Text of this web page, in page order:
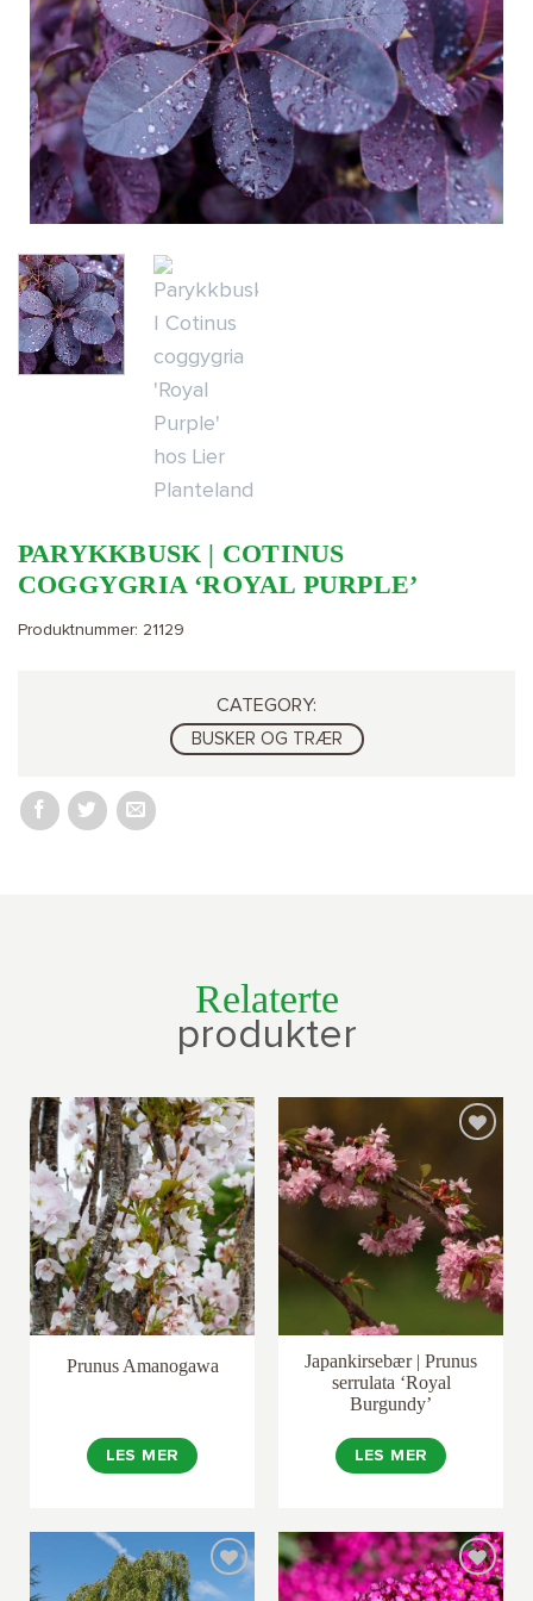
PARYKKBUSK | COTINUS
COGGYGRIA ‘ROYAL PURPLE’
Produktnummer: 21129
CATEGORY:
BUSKER OG TRÆR
Relaterte
produkter
Prunus Amanogawa
LES MER
Japankirsebær | Prunus
serrulata ‘Royal
Burgundy’
LES MER